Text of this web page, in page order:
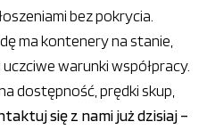
bez pokrycia.
ma kontenery na stanie,
warunki współpracy.
dostępność, prędki skup,
się z nami już dzisiaj –